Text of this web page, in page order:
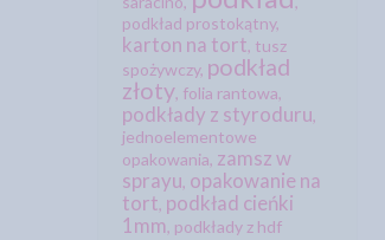
podkład prostokątny,
karton na tort, tusz
spożywczy, podkład
złoty, folia rantowa,
podkłady z styroduru,
jednoelementowe
opakowania, zamsz w
sprayu, opakowanie na
tort, podkład cieńki
1mm, podkłady z hdf